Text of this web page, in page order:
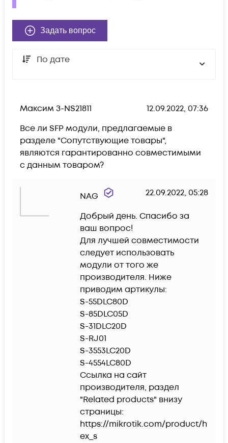
Задать вопрос
По дате
Максим З-NS21811
12.09.2022, 07:36
Все ли SFP модули, предлагаемые в
разделе "Сопутствующие товары",
являются гарантированно совместимыми
с данным товаром?
NAG 22.09.2022, 05:28
Добрый день. Спасибо за
ваш вопрос!
Для лучшей совместимости
следует использовать
модули от того же
производителя. Ниже
приводим артикулы:
S-55DLC80D
S-85DLC05D
S-31DLC20D
S-RJ01
S-3553LC20D
S-4554LC80D
Ссылка на сайт
производителя, раздел
"Related products" внизу
страницы:
https://mikrotik.com/product/h
ex_s